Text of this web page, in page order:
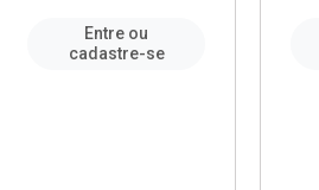
Entre ou
cadastre-se